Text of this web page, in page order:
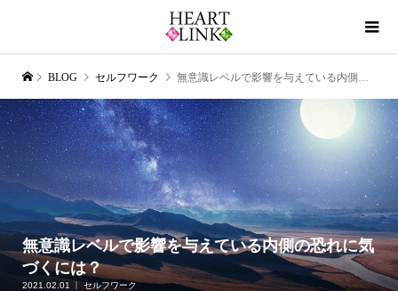
BLOG セルフワーク 無意識レベルで影響を与えている内側の恐れに気づくには？
無意識レベルで影響を与えている内側の恐れに気
づくには？
2021.02.01 セルフワーク